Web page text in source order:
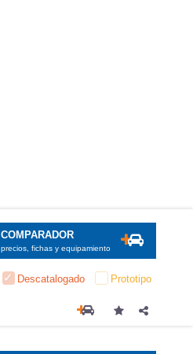
COMPARADOR
precios, fichas y equipamiento
Descatalogado Prototipo